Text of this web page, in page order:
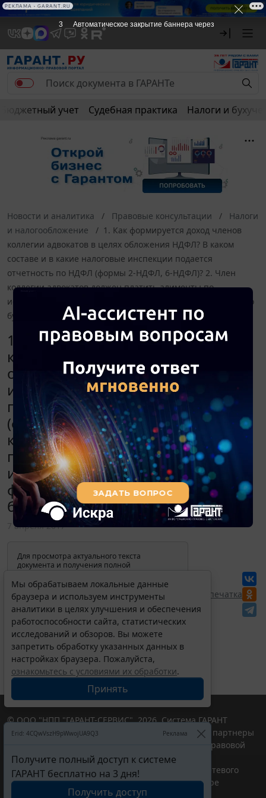
Бюджетный учет Судебная практика Налоги и
Новости и аналитика Правовые консультации
Налоги
и налогообложение
1. Как формируется доход членов
коллегии адвокатов в целях обложения НДФЛ? В каком
составе и в какие налоговые инспекции подается
отчетность по НДФЛ (формы 2-НДФЛ, 6-НДФЛ)? 2. Член
коллегии адвокатов должен платить алименты по
исполнительному листу. Как формируется доход, с которого
будут удержаны алименты?
1. Как формируется доход членов
коллегии адвокатов в целях
обложения НДФЛ? В каком составе
и в какие налоговые инспекции
подается отчетность по НДФЛ
(формы 2-НДФЛ, 6-НДФЛ)? 2. Член
коллегии адвокатов должен
платить алименты по
исполнительному листу. Как
формируется доход, с которого
будут удержаны алименты?
7 апреля 2017
Для просмотра актуального текста
документа и получения полной
изменениях и порядке применения
документа, воспользуйтесь поиском в
Интернет-версии системы ГАРАНТ:
Перепечатка
Мы обрабатываем локальные данные
браузера и используем инструменты
аналитики в целях улучшения и обеспечения
работоспособности сайта, статистических
исследований и обзоров. Вы можете
запретить обработку указанных данных в
настройках браузера. Пожалуйста,
ознакомьтесь с условиями их обработки.
Принять
Erid: 4CQwVszH9pWwojUA9Q3 Реклама
Получите полный доступ к системе
ГАРАНТ бесплатно на 3 дня!
Получить доступ
© ООО "НПП "ГАРАНТ-СЕРВИС", 2026. Система ГАРАНТ
выпускается с 1990 года. Компания "Гарант" и ее партнеры
являются участниками Российской ассоциации правовой
информации ГАРАНТ.
Портал ГАРАНТ.РУ зарегистрирован в качестве сетевого
издания Федеральной службой по надзору в сфере
связи,информационных технологий и массовых
3 Автоматическое закрытие баннера через
РЕКЛАМА • GARANT.RU